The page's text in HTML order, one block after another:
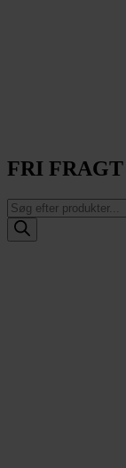
FRI FRAGT
Products
search